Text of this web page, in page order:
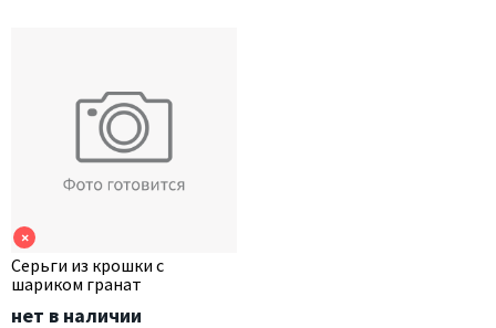
×
Серьги из крошки с
шариком гранат
нет в наличии